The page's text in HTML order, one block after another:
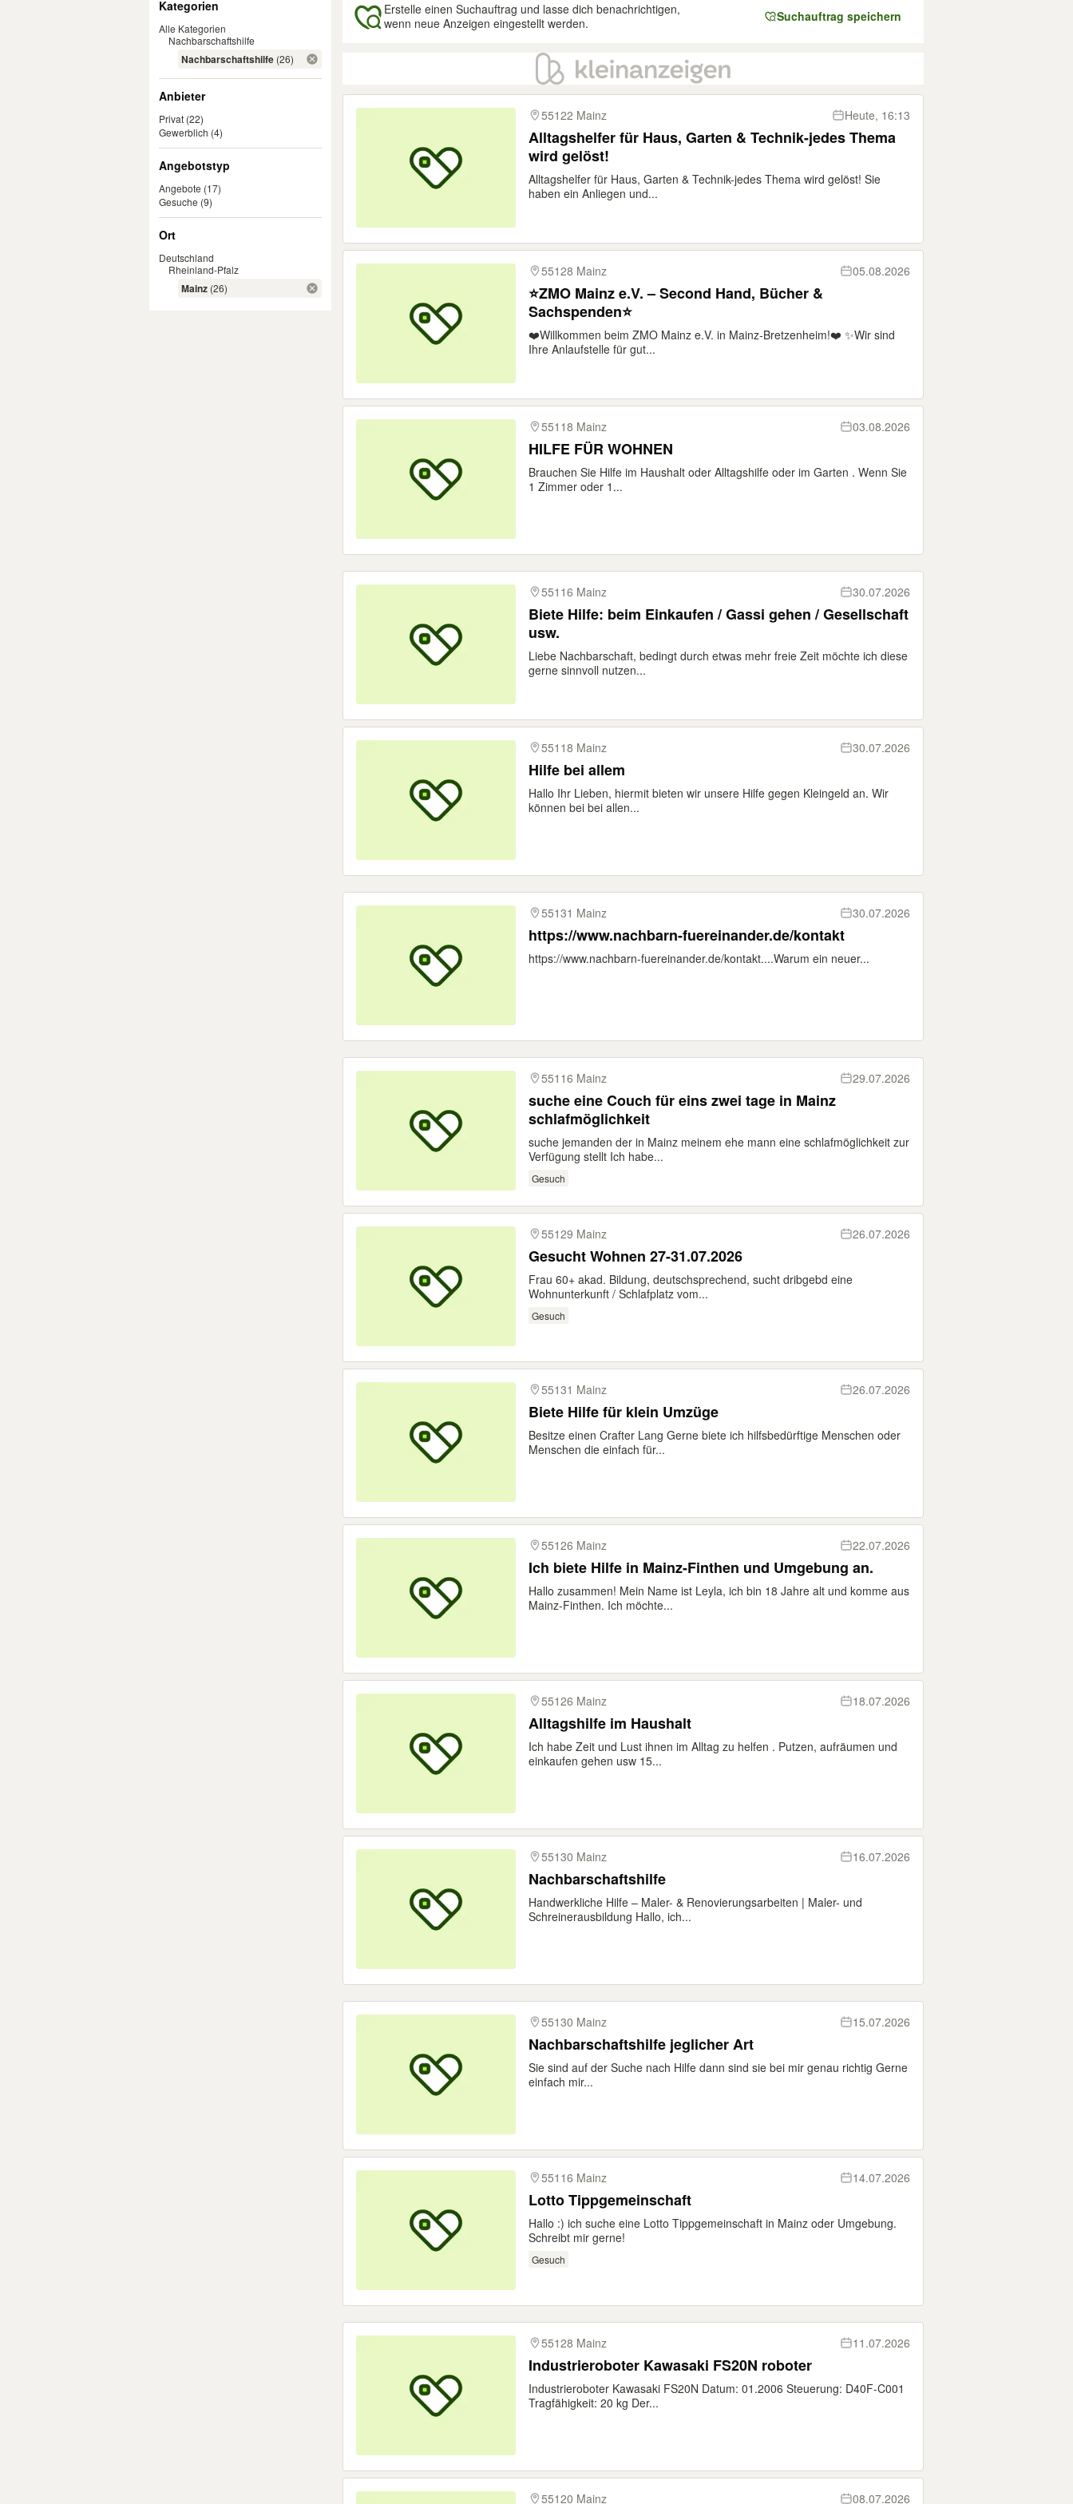
Kategorien
Alle Kategorien
Nachbarschaftshilfe
Nachbarschaftshilfe (26)
Anbieter
Privat (22)
Gewerblich (4)
Angebotstyp
Angebote (17)
Gesuche (9)
Ort
Deutschland
Rheinland-Pfalz
Mainz (26)
Erstelle einen Suchauftrag und lasse dich benachrichtigen,
wenn neue Anzeigen eingestellt werden.
Suchauftrag speichern
Ergebnisse
55122 Mainz
Heute, 16:13
Alltagshelfer für Haus, Garten & Technik-jedes Thema
wird gelöst!
Alltagshelfer für Haus, Garten & Technik-jedes Thema wird gelöst! Sie
haben ein Anliegen und...
55128 Mainz 05.08.2026
⭐️ZMO Mainz e.V. – Second Hand, Bücher &
Sachspenden⭐️
❤️Willkommen beim ZMO Mainz e.V. in Mainz-Bretzenheim!❤️ ✨Wir sind
Ihre Anlaufstelle für gut...
55118 Mainz 03.08.2026
HILFE FÜR WOHNEN
Brauchen Sie Hilfe im Haushalt oder Alltagshilfe oder im Garten . Wenn Sie
1 Zimmer oder 1...
55116 Mainz 30.07.2026
Biete Hilfe: beim Einkaufen / Gassi gehen / Gesellschaft
usw.
Liebe Nachbarschaft, bedingt durch etwas mehr freie Zeit möchte ich diese
gerne sinnvoll nutzen...
55118 Mainz 30.07.2026
Hilfe bei allem
Hallo Ihr Lieben, hiermit bieten wir unsere Hilfe gegen Kleingeld an. Wir
können bei bei allen...
55131 Mainz 30.07.2026
https://www.nachbarn-fuereinander.de/kontakt
https://www.nachbarn-fuereinander.de/kontakt....Warum ein neuer...
55116 Mainz 29.07.2026
suche eine Couch für eins zwei tage in Mainz
schlafmöglichkeit
suche jemanden der in Mainz meinem ehe mann eine schlafmöglichkeit zur
Verfügung stellt Ich habe...
Gesuch
55129 Mainz 26.07.2026
Gesucht Wohnen 27-31.07.2026
Frau 60+ akad. Bildung, deutschsprechend, sucht dribgebd eine
Wohnunterkunft / Schlafplatz vom...
Gesuch
55131 Mainz 26.07.2026
Biete Hilfe für klein Umzüge
Besitze einen Crafter Lang Gerne biete ich hilfsbedürftige Menschen oder
Menschen die einfach für...
55126 Mainz 22.07.2026
Ich biete Hilfe in Mainz-Finthen und Umgebung an.
Hallo zusammen! Mein Name ist Leyla, ich bin 18 Jahre alt und komme aus
Mainz-Finthen. Ich möchte...
55126 Mainz 18.07.2026
Alltagshilfe im Haushalt
Ich habe Zeit und Lust ihnen im Alltag zu helfen . Putzen, aufräumen und
einkaufen gehen usw 15...
55130 Mainz 16.07.2026
Nachbarschaftshilfe
Handwerkliche Hilfe – Maler- & Renovierungsarbeiten | Maler- und
Schreinerausbildung Hallo, ich...
55130 Mainz 15.07.2026
Nachbarschaftshilfe jeglicher Art
Sie sind auf der Suche nach Hilfe dann sind sie bei mir genau richtig Gerne
einfach mir...
55116 Mainz 14.07.2026
Lotto Tippgemeinschaft
Hallo :) ich suche eine Lotto Tippgemeinschaft in Mainz oder Umgebung.
Schreibt mir gerne!
Gesuch
55128 Mainz 11.07.2026
Industrieroboter Kawasaki FS20N roboter
Industrieroboter Kawasaki FS20N Datum: 01.2006 Steuerung: D40F-C001
Tragfähigkeit: 20 kg Der...
55120 Mainz 08.07.2026